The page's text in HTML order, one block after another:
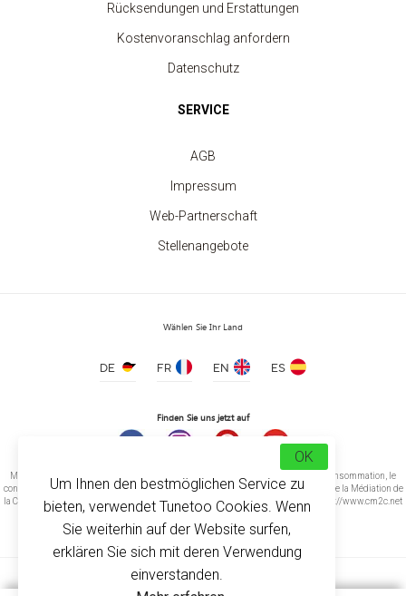
Sport-Polo für Männer
Rücksendungen und Erstattungen
Kostenvoranschlag anfordern
Datenschutz
SERVICE
AGB
Impressum
Web-Partnerschaft
Stellenangebote
Wählen Sie Ihr Land
DE FR EN ES
Finden Sie uns jetzt auf
Médiation de la consommation Conformément à l’article L.616-1 du Code de la consommation, le
consommateur peut recourir gratuitement au médiateur suivant : CM2C – Centre de la Médiation de
la Consommation de Conciliateurs de Justice 14 rue Saint Jean 75017 Paris https://www.cm2c.net
cm2c@cm2c.net
Um Ihnen den bestmöglichen Service zu
bieten, verwendet Tunetoo Cookies. Wenn
Sie weiterhin auf der Website surfen,
erklären Sie sich mit deren Verwendung
einverstanden.
OK